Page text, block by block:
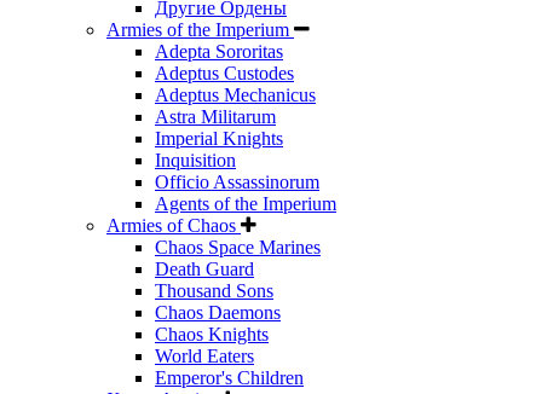
Другие Ордены
Armies of the Imperium
Adepta Sororitas
Adeptus Custodes
Adeptus Mechanicus
Astra Militarum
Imperial Knights
Inquisition
Officio Assassinorum
Agents of the Imperium
Armies of Chaos
Chaos Space Marines
Death Guard
Thousand Sons
Chaos Daemons
Chaos Knights
World Eaters
Emperor's Children